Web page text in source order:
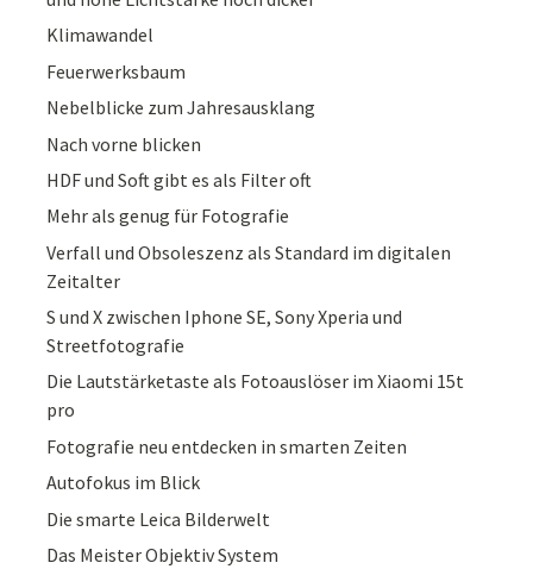
Klimawandel
Feuerwerksbaum
Nebelblicke zum Jahresausklang
Nach vorne blicken
HDF und Soft gibt es als Filter oft
Mehr als genug für Fotografie
Verfall und Obsoleszenz als Standard im digitalen
Zeitalter
S und X zwischen Iphone SE, Sony Xperia und
Streetfotografie
Die Lautstärketaste als Fotoauslöser im Xiaomi 15t
pro
Fotografie neu entdecken in smarten Zeiten
Autofokus im Blick
Die smarte Leica Bilderwelt
Das Meister Objektiv System